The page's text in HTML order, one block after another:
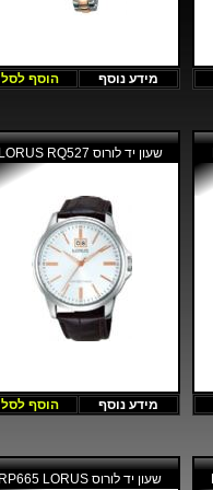
מידע נוסף הוסף לסל
שעון יד לורוס LORUS RQ527
מידע נוסף הוסף לסל
שעון יד לורוס RP665 LORUS